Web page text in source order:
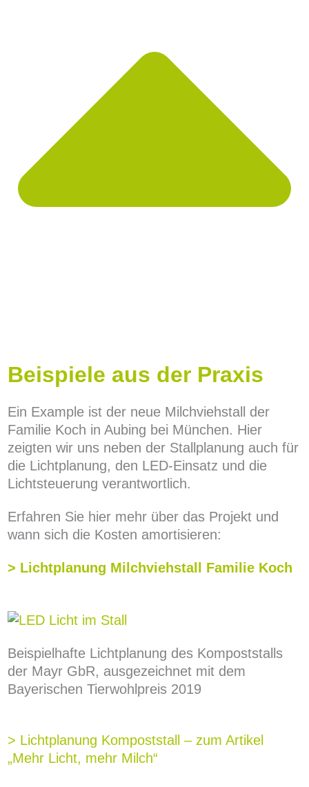
Beispiele aus der Praxis
Ein Example ist der neue Milchviehstall der
Familie Koch in Aubing bei München. Hier
zeigten wir uns neben der Stallplanung auch für
die Lichtplanung, den LED-Einsatz und die
Lichtsteuerung verantwortlich.
Erfahren Sie hier mehr über das Projekt und
wann sich die Kosten amortisieren:
> Lichtplanung Milchviehstall Familie Koch
Beispielhafte Lichtplanung des Kompoststalls
der Mayr GbR, ausgezeichnet mit dem
Bayerischen Tierwohlpreis 2019
> Lichtplanung Kompoststall – zum Artikel
„Mehr Licht, mehr Milch“